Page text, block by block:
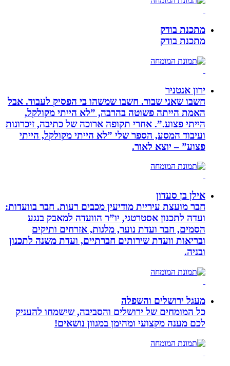
מתכנת בודק
מתכנת בודק
ירון אנטניר
חשבו שאני שבור. חשבו שמשהו בי הפסיק לעבוד. אבל
האמת הייתה פשוטה בהרבה, ”לא הייתי מקולקל,
הייתי פצוע.”. אחרי תקופה ארוכה של כתיבה, זיכרונות
ועיבוד המסע, הספר שלי ”לא הייתי מקולקל, הייתי
פצוע” – יוצא לאור.
אילן בן סעדון
חבר מועצת עיריית מודיעין מכבים רעות. חבר בוועדות:
ועדה לתכנון אסטרטגי, יו”ר הוועדה למאבק בנגע
הסמים, חבר ועדת נוער, מלגות, אזרחים ותיקים
ובריאות וועדת שירותים חברתיים, ועדת משנה לתכנון
מעגל ירושלים והשפלה
כל המומחים של ירושלים והסביבה, שישמחו להעניק
לכם מענה מקצועי ומהימן במגוון נושאים!